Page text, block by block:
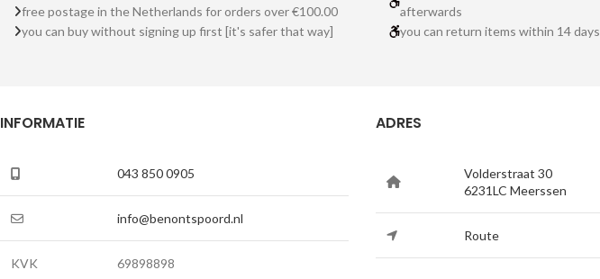
free postage in the Netherlands for orders over €100.00
you can buy without signing up first [it's safer that way]
afterwards
you can return items within 14 days
INFORMATIE
043 850 0905
info@benontspoord.nl
KVK 69898898
ADRES
Volderstraat 30
6231LC Meerssen
Route